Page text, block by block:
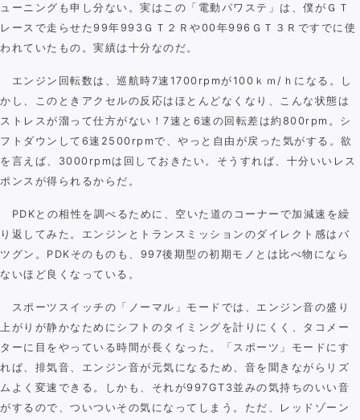
ューニングも申し分ない。実はこの「電動パワステ」は、僕がＧＴ
レースで走らせた99年993ＧＴ２Ｒや00年996ＧＴ３Ｒですでに使
われていたもの。実績は十分なのだ。
エンジン回転数は、巡航時7速1700rpmが100ｋｍ/ｈになる。し
かし、このときアクセルの反応はほとんどなくなり、こんな状態は
ストレスが溜って仕方がない！7速と6速の回転差は約800rpm。シ
フトダウンして6速2500rpmで、やっと自由が戻った気がする。欲
を言えば、3000rpmは回しておきたい。そうすれば、十分いいレス
ポンスが得られるからだ。
PDKとの相性を調べるために、空いた道のコーナーで加減速を繰
り返してみた。エンジンとトランスミッションのダイレクト感はバ
ツグン。PDKそのものも、997後期型の初期モノとは比べ物になら
ないほど良くなっている。
スポーツスイッチの「ノーマル」モードでは、エンジン音の盛り
上がりが静かなためにシフトのタイミングを計りにくく、タコメー
ターに目をやっている時間が長くなった。「スポーツ」モードにす
れば、排気音、エンジン音が元気になるため、音を聞きながらリズ
ムよく変速できる。しかも、それが997GT3並みの気持ちのいい音
がするので、ついついその気になってしまう。ただ、レッドゾーン